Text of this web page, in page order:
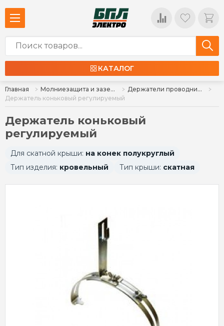
КАТАЛОГ
Главная Молниезащита и заземление
Держатели проводника
Держатель коньковый регулируемый
Держатель коньковый
регулируемый
Для скатной крыши: на конек полукруглый
Тип изделия: кровельный Тип крыши: скатная